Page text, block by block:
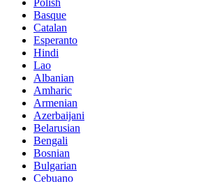
Basque
Catalan
Esperanto
Hindi
Lao
Albanian
Amharic
Armenian
Azerbaijani
Belarusian
Bengali
Bosnian
Bulgarian
Cebuano